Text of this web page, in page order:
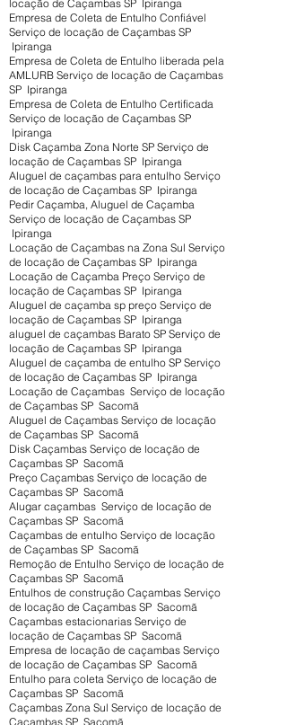
locação de Caçambas SP Ipiranga
Empresa de Coleta de Entulho Confiável
Serviço de locação de Caçambas SP
Ipiranga
Empresa de Coleta de Entulho liberada pela
AMLURB Serviço de locação de Caçambas
SP Ipiranga
Empresa de Coleta de Entulho Certificada
Serviço de locação de Caçambas SP
Ipiranga
Disk Caçamba Zona Norte SP Serviço de
locação de Caçambas SP Ipiranga
Aluguel de caçambas para entulho Serviço
de locação de Caçambas SP Ipiranga
Pedir Caçamba, Aluguel de Caçamba
Serviço de locação de Caçambas SP
Ipiranga
Locação de Caçambas na Zona Sul Serviço
de locação de Caçambas SP Ipiranga
Locação de Caçamba Preço Serviço de
locação de Caçambas SP Ipiranga
Aluguel de caçamba sp preço Serviço de
locação de Caçambas SP Ipiranga
aluguel de caçambas Barato SP Serviço de
locação de Caçambas SP Ipiranga
Aluguel de caçamba de entulho SP Serviço
de locação de Caçambas SP Ipiranga
Locação de Caçambas Serviço de locação
de Caçambas SP Sacomã
Aluguel de Caçambas Serviço de locação
de Caçambas SP Sacomã
Disk Caçambas Serviço de locação de
Caçambas SP Sacomã
Preço Caçambas Serviço de locação de
Caçambas SP Sacomã
Alugar caçambas Serviço de locação de
Caçambas SP Sacomã
Caçambas de entulho Serviço de locação
de Caçambas SP Sacomã
Remoção de Entulho Serviço de locação de
Caçambas SP Sacomã
Entulhos de construção Caçambas Serviço
de locação de Caçambas SP Sacomã
Caçambas estacionarias Serviço de
locação de Caçambas SP Sacomã
Empresa de locação de caçambas Serviço
de locação de Caçambas SP Sacomã
Entulho para coleta Serviço de locação de
Caçambas SP Sacomã
Caçambas Zona Sul Serviço de locação de
Caçambas SP Sacomã